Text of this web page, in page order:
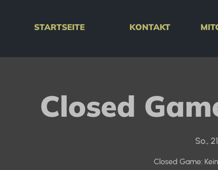
STARTSEITE KONTAKT
Closed
So.,
Closed Game: